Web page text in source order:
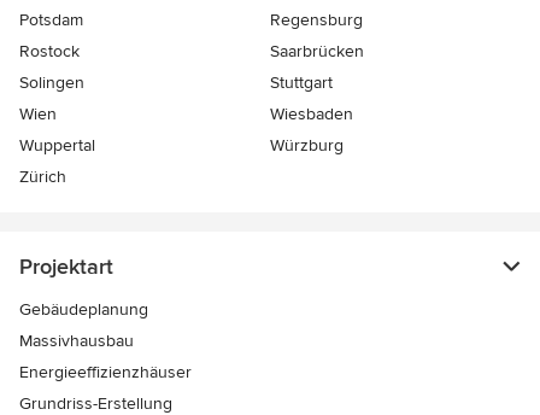
Potsdam
Regensburg
Rostock
Saarbrücken
Solingen
Stuttgart
Wien
Wiesbaden
Wuppertal
Würzburg
Zürich
Projektart
Gebäudeplanung
Massivhausbau
Energieeffizienzhäuser
Grundriss-Erstellung